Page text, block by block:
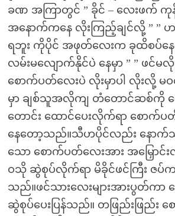
ခဏ အကြာတွင် ” ခိုင် – လေးဖက် ကုန်
အနောက်ကနေ လိုးကြည့်ချင်လို့ ” ”
ရဘူး ကိုပိုင် အဖုတ်လေးက ခုထိစပ်နေ
လမ်းမလျောက်နိုင်ပဲ နေမှာ ” ” ဖင်မလို
စောက်ပတ်လေးပဲ လိုးမှာပါ လိုးလို့ မဝ
မှာ ချစ်သူအလိုကျ တံတောင်ဆစ်ကို ကွေ
တောင်း ထောင်ပေးလိုက်ရာ စောက်
နေတော့သည်။သီဟပိုင်လည်း နောက်
သော စောက်ပတ်လေးအား အမြှော
ဝသို ဆွဲစုပ်လိုက်ရာ မိခိုင်ဖင်ကြီး ဇပ်
သည်။ဖင်သားလေးများအားပွတ်ကာ
ဆွဲစုပ်ပေးပြန်သည်။ တဖြည်းဖြည်း